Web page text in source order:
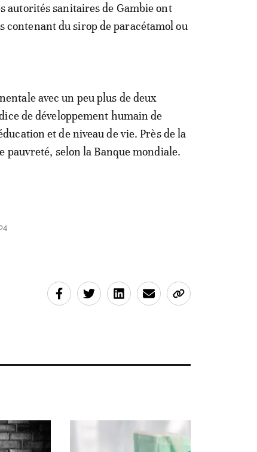
autorités sanitaires de Gambie ont
contenant du sirop de paracétamol ou
avec un peu plus de deux
de développement humain de
et de niveau de vie. Près de la
pauvreté, selon la Banque mondiale.